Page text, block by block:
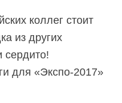
коллег стоит
из других
сердито!
для «Экспо-2017»